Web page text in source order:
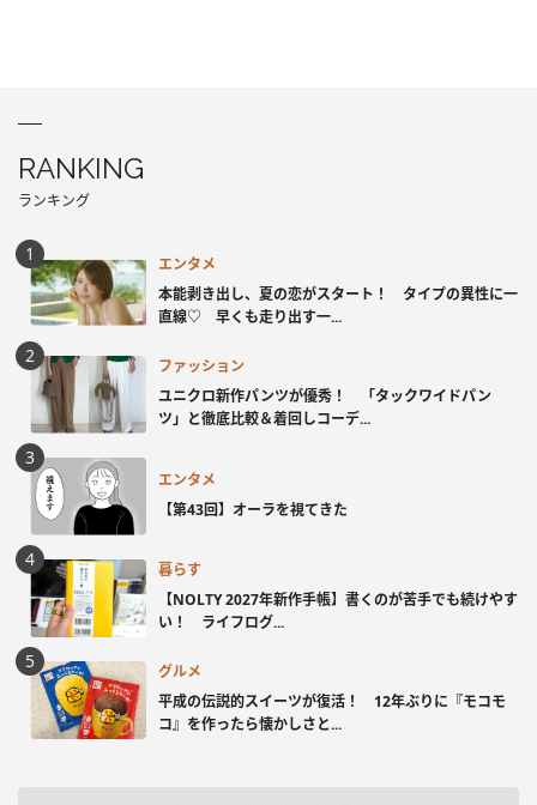
RANKING
ランキング
エンタメ
本能剥き出し、夏の恋がスタート！ タイプの異性に一
直線♡ 早くも走り出す一...
ファッション
ユニクロ新作パンツが優秀！ 「タックワイドパン
ツ」と徹底比較＆着回しコーデ...
エンタメ
【第43回】オーラを視てきた
暮らす
【NOLTY 2027年新作手帳】書くのが苦手でも続けやす
い！ ライフログ...
グルメ
平成の伝説的スイーツが復活！ 12年ぶりに『モコモ
コ』を作ったら懐かしさと...